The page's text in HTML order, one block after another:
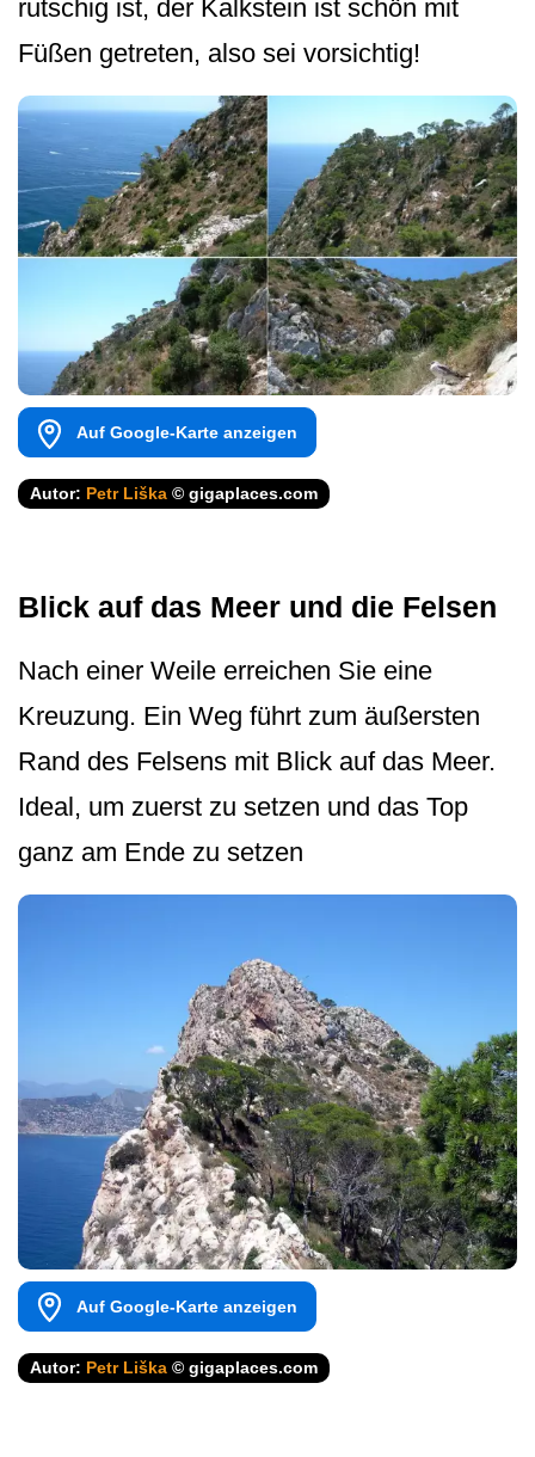
rutschig ist, der Kalkstein ist schön mit
Füßen getreten, also sei vorsichtig!
Auf Google-Karte anzeigen
Autor: Petr Liška © gigaplaces.com
Blick auf das Meer und die Felsen
Nach einer Weile erreichen Sie eine
Kreuzung. Ein Weg führt zum äußersten
Rand des Felsens mit Blick auf das Meer.
Ideal, um zuerst zu setzen und das Top
ganz am Ende zu setzen
Auf Google-Karte anzeigen
Autor: Petr Liška © gigaplaces.com